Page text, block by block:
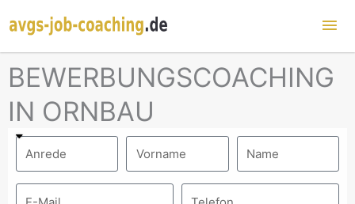
BEWERBUNGSCOACHING
IN ORNBAU